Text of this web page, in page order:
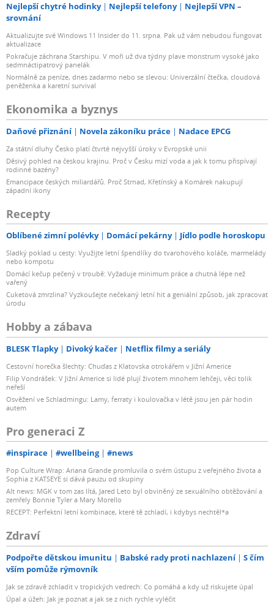
Nejlepší chytré hodinky Nejlepší telefony
Nejlepší VPN –
srovnání
Aktualizujte své Windows 11 Insider do 11. srpna. Pak už vám nebudou fungovat
aktualizace
Pokračuje záchrana Starshipu. V moři už dva týdny plave monstrum vysoké jako
sedmnáctipatrový panelák
Normálně za peníze, dnes zadarmo nebo se slevou: Univerzální čtečka, cloudová
peněženka a karetní survival
Ekonomika a byznys
Daňové přiznání Novela zákoníku práce Nadace EPCG
Za státní dluhy Česko platí čtvrté nejvyšší úroky v Evropské unii
Děsivý pohled na českou krajinu. Proč v Česku mizí voda a jak k tomu přispívají
rodinné bazény?
Emancipace českých miliardářů. Proč Strnad, Křetínský a Komárek nakupují
západní ikony
Recepty
Oblíbené zimní polévky Domácí pekárny Jídlo podle horoskopu
Sladký poklad u cesty: Využijte letní špendlíky do tvarohového koláče, marmelády
nebo kompotu
Domácí kečup pečený v troubě: Vyžaduje minimum práce a chutná lépe než
vařený
Cuketová zmrzlina? Vyzkoušejte nečekaný letní hit a geniální způsob, jak zpracovat
úrodu
Hobby a zábava
BLESK Tlapky Divoký kačer Netflix filmy a seriály
Cestovní horečka šlechty: Chuďas z Klatovska otrokářem v Jižní Americe
Filip Vondrášek: V Jižní Americe si lidé plují životem mnohem lehčeji, věci tolik
neřeší
Osvěžení ve Schladmingu: Lamy, ferraty i koulovačka v létě jsou jen pár hodin
autem
Pro generaci Z
#inspirace #wellbeing #news
Pop Culture Wrap: Ariana Grande promluvila o svém ústupu z veřejného života a
Sophia z KATSEYE si dává pauzu od skupiny
Alt news: MGK v tom zas lítá, Jared Leto byl obviněný ze sexuálního obtěžování a
zemřely Bonnie Tyler a Mary Morello
RECEPT: Perfektní letní kombinace, které tě zchladí, i kdybys nechtěl*a
Zdraví
Podpořte dětskou imunitu Babské rady proti nachlazení
S čím
vším pomůže rýmovník
Jak se zdravě zchladit v tropických vedrech: Co pomáhá a kdy už riskujete úpal
Úpal a úžeh: Jak je poznat a jak se z nich rychle vyléčit